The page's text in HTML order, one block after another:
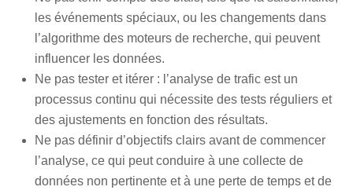
les événements spéciaux, ou les changements dans
l’algorithme des moteurs de recherche, qui peuvent
influencer les données.
Ne pas tester et itérer : l’analyse de trafic est un
processus continu qui nécessite des tests réguliers et
des ajustements en fonction des résultats.
Ne pas définir d’objectifs clairs avant de commencer
l’analyse, ce qui peut conduire à une collecte de
données non pertinente et à une perte de temps et de